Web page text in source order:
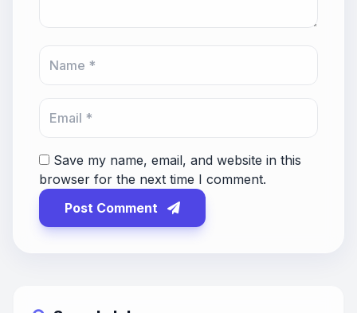
Save my name, email, and website in this
browser for the next time I comment.
Post Comment